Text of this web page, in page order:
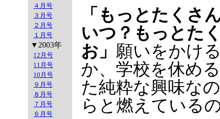
４月号
３月号
２月号
１月号
▼2003年
12月号
11月号
10月号
９月号
８月号
７月号
６月号
「もっとたくさ
いつ？もっとた
お」 願いをかけ
か、学校を休め
た純粋な興味な
らと燃えている